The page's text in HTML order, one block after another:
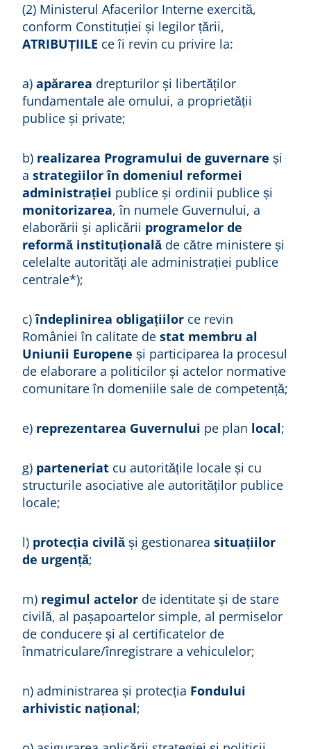
(2) Ministerul Afacerilor Interne exercită,
conform Constituției și legilor țării,
ATRIBUȚIILE ce îi revin cu privire la:
a) apărarea drepturilor și libertăților
fundamentale ale omului, a proprietății
publice și private;
b) realizarea Programului de guvernare și
a strategiilor în domeniul reformei
administrației publice și ordinii publice și
monitorizarea, în numele Guvernului, a
elaborării și aplicării programelor de
reformă instituțională de către ministere și
celelalte autorități ale administrației publice
centrale*);
c)îndeplinirea obligațiilor ce revin
României în calitate de stat membru al
Uniunii Europene și participarea la procesul
de elaborare a politicilor și actelor normative
comunitare în domeniile sale de competență;
e) reprezentarea Guvernului pe plan local;
g) parteneriat cu autoritățile locale și cu
structurile asociative ale autorităților publice
locale;
l) protecția civilă și gestionarea situațiilor
de urgență;
m) regimul actelor de identitate și de stare
civilă, al pașapoartelor simple, al permiselor
de conducere și al certificatelor de
înmatriculare/înregistrare a vehiculelor;
n) administrarea și protecția Fondului
arhivistic național;